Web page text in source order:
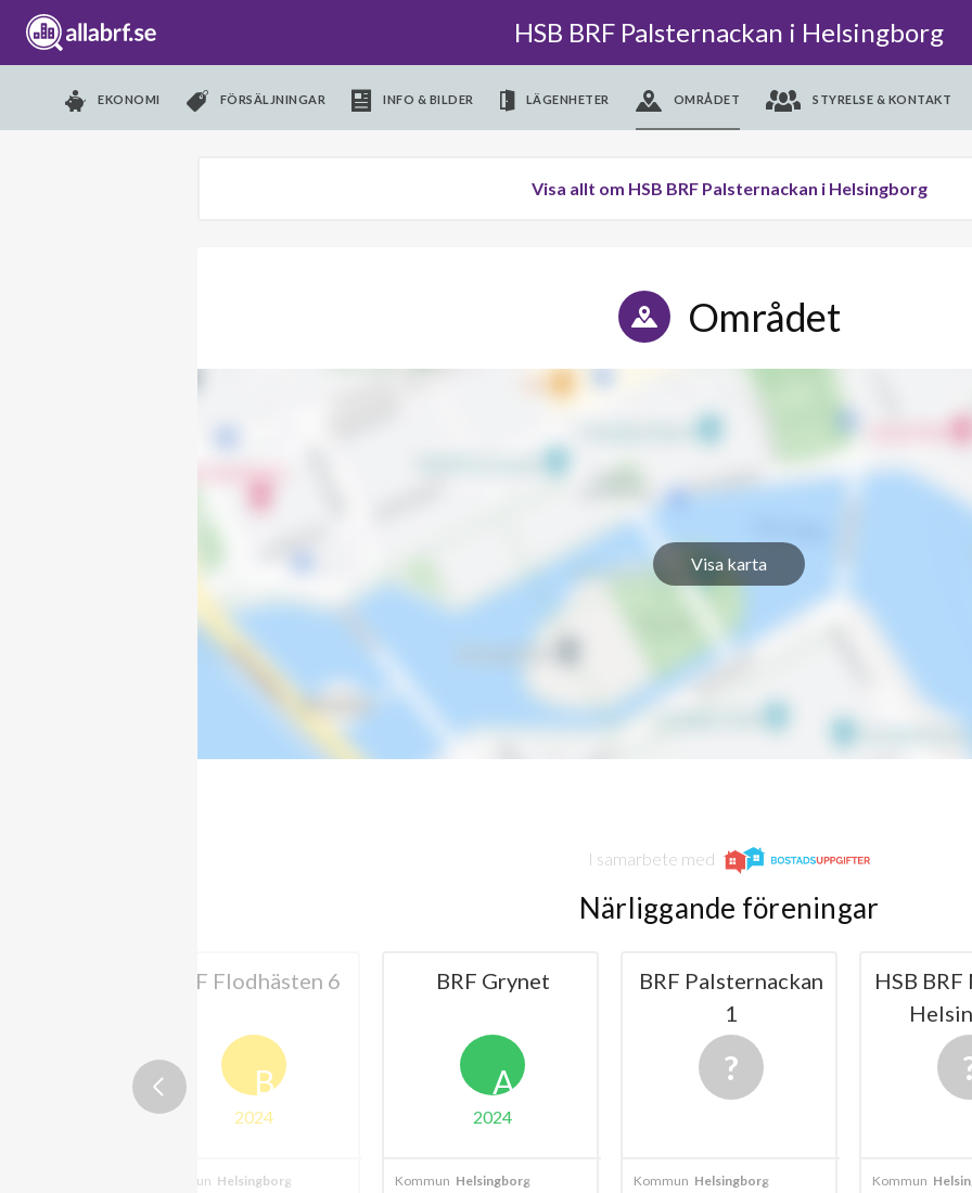
HSB BRF Palsternackan i Helsingborg
EKONOMI FÖRSÄLJNINGAR INFO & BILDER LÄGENHETER OMRÅDET STYRELSE & KONTAKT
Visa allt om HSB BRF Palsternackan i Helsingborg
Området
Visa karta
I samarbete med
Närliggande föreningar
BRF Flodhästen 6
B
2024
Kommun Helsingborg
BRF Grynet
A
2024
Kommun Helsingborg
BRF Palsternackan
1
Kommun Helsingborg
HSB
Kommun